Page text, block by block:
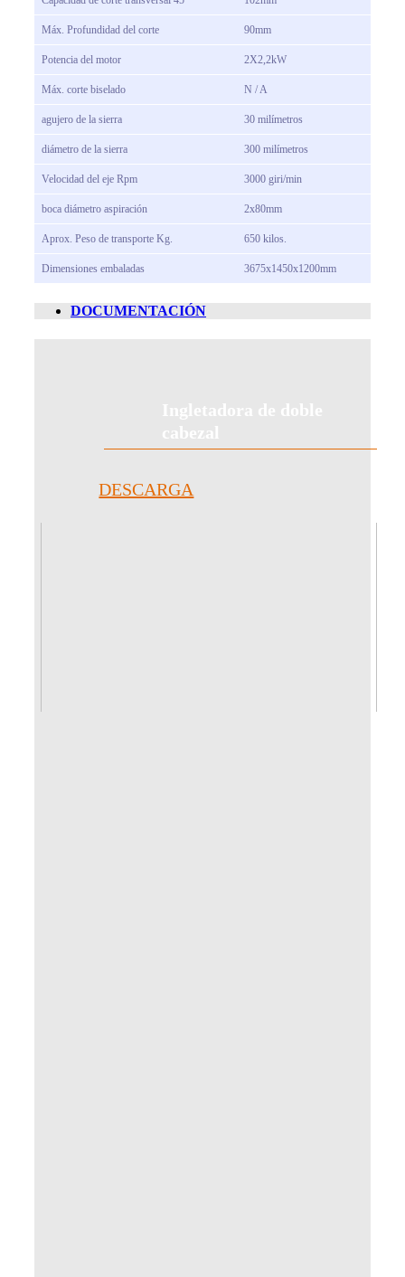
Máx. Profundidad del corte 90mm
Potencia del motor 2X2,2kW
Máx. corte biselado N / A
agujero de la sierra 30 milímetros
diámetro de la sierra 300 milímetros
Velocidad del eje Rpm 3000 giri/min
boca diámetro aspiración 2x80mm
Aprox. Peso de transporte Kg. 650 kilos.
Dimensiones embaladas 3675x1450x1200mm
DOCUMENTACIÓN
DESCARGA